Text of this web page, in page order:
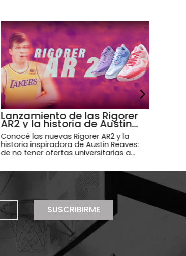
Lanzamiento de las Rigorer
AR2 y la historia de Austin
Reaves
Conocé las nuevas Rigorer AR2 y la
historia inspiradora de Austin Reaves:
de no tener ofertas universitarias a
SUSCRIBIRME